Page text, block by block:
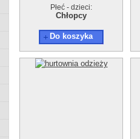
Płeć - dzieci:
Chłopcy
Do koszyka